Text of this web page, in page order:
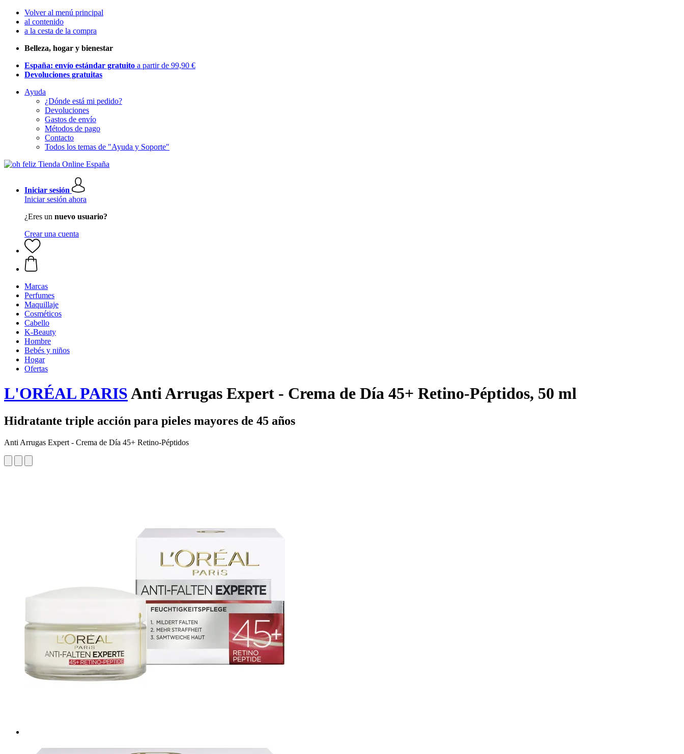
Volver al menú principal
al contenido
a la cesta de la compra
Belleza, hogar y bienestar
España: envío estándar gratuito a partir de 99,90 €
Devoluciones gratuitas
Ayuda
¿Dónde está mi pedido?
Devoluciones
Gastos de envío
Métodos de pago
Contacto
Todos los temas de "Ayuda y Soporte"
Iniciar sesión
Iniciar sesión ahora
¿Eres un nuevo usuario?
Crear una cuenta
Marcas
Perfumes
Maquillaje
Cosméticos
Cabello
K-Beauty
Hombre
Bebés y niños
Hogar
Ofertas
L'ORÉAL PARISAnti Arrugas Expert - Crema de Día 45+ Retino-Péptidos, 50 ml
Hidratante triple acción para pieles mayores de 45 años
Anti Arrugas Expert - Crema de Día 45+ Retino-Péptidos